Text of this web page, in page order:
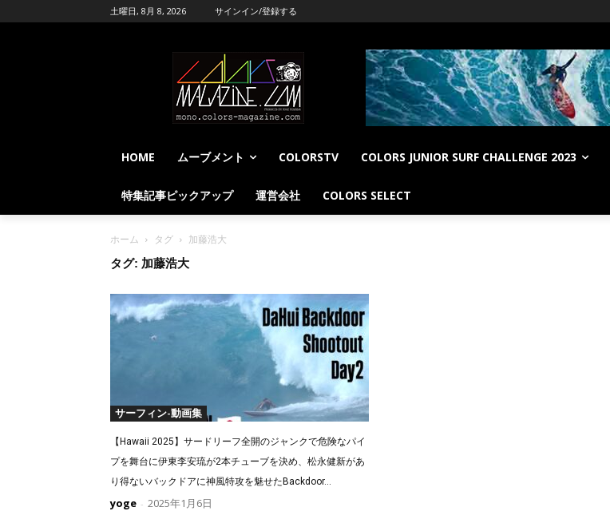
土曜日, 8月 8, 2026 サインイン/登録する
HOME ムーブメント COLORSTV COLORS JUNIOR SURF CHALLENGE 2023
特集記事ピックアップ 運営会社 COLORS SELECT
ホーム タグ
加藤浩大
タグ: 加藤浩大
サーフィン-動画集
【Hawaii 2025】サードリーフ全開のジャンクで危険なパイ
プを舞台に伊東李安琉が2本チューブを決め、松永健新があ
り得ないバックドアに神風特攻を魅せたBackdoor...
yoge - 2025年1月6日